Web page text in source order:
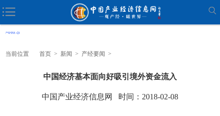
当前位置 首页 > 新闻 > 产经要闻 >
中国经济基本面向好吸引境外资金流入
中国产业经济信息网 时间：2018-02-08